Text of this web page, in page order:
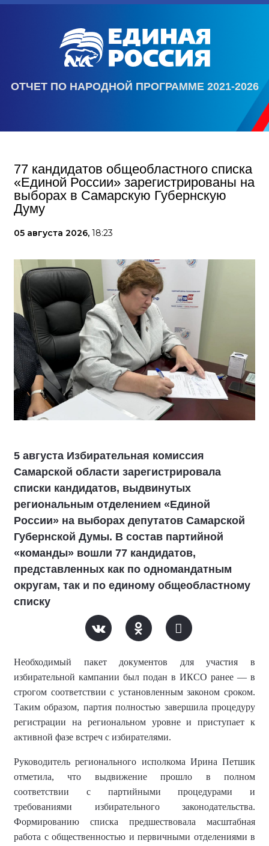
ОТЧЕТ ПО НАРОДНОЙ ПРОГРАММЕ 2021-2026
77 кандидатов общеобластного списка
«Единой России» зарегистрированы на
выборах в Самарскую Губернскую
Думу
05 августа 2026, 18:23
5 августа Избирательная комиссия
Самарской области зарегистрировала
списки кандидатов, выдвинутых
региональным отделением «Единой
России» на выборах депутатов Самарской
Губернской Думы. В состав партийной
«команды» вошли 77 кандидатов,
представленных как по одномандатным
округам, так и по единому общеобластному
списку
Необходимый пакет документов для участия в
избирательной кампании был подан в ИКСО ранее — в
строгом соответствии с установленным законом сроком.
Таким образом, партия полностью завершила процедуру
регистрации на региональном уровне и приступает к
активной фазе встреч с избирателями.
Руководитель регионального исполкома Ирина Петшик
отметила, что выдвижение прошло в полном
соответствии с партийными процедурами и
требованиями избирательного законодательства.
Формированию списка предшествовала масштабная
работа с общественностью и первичными отделениями в